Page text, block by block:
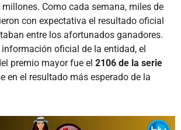
Como cada semana, miles de
con expectativa el resultado oficial
entre los afortunados ganadores.
oficial de la entidad, el
premio mayor fue el 2106 de la serie
en el resultado más esperado de la